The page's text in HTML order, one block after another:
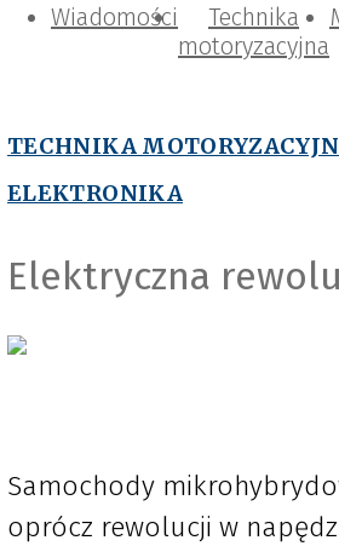
Wiadomości
Technika
motoryzacyjna
TECHNIKA
ELEKTRONIKA
Elektryczna
Samochody
oprócz rewolucji w